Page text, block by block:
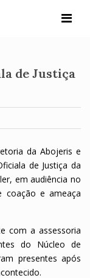
de Justiça
da Abojeris e
de Justiça da
em audiência no
coação e ameaça
com a assessoria
do Núcleo de
presentes após